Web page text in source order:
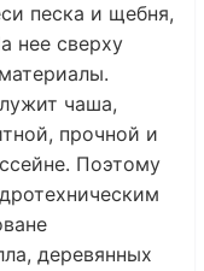
песка и щебня,
нее сверху
чаша,
прочной и
Поэтому
деревянных